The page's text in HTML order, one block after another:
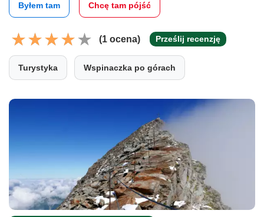
Byłem tam Chcę tam pójść
(1 ocena) Prześlij recenzję
Turystyka Wspinaczka po górach